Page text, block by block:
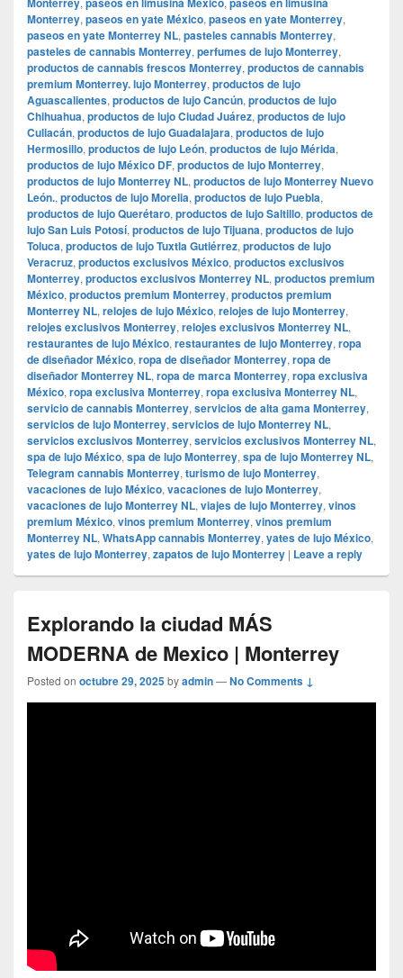
Monterrey, paseos en yate México, paseos en yate Monterrey,
paseos en yate Monterrey NL, pasteles cannabis Monterrey,
pasteles de cannabis Monterrey, perfumes de lujo Monterrey,
productos de cannabis frescos Monterrey, productos de cannabis
premium Monterrey. lujo Monterrey, productos de lujo
Aguascalientes, productos de lujo Cancún, productos de lujo
Chihuahua, productos de lujo Ciudad Juárez, productos de lujo
Culiacán, productos de lujo Guadalajara, productos de lujo
Hermosillo, productos de lujo León, productos de lujo Mérida,
productos de lujo México DF, productos de lujo Monterrey,
productos de lujo Monterrey NL, productos de lujo Monterrey Nuevo
León., productos de lujo Morelia, productos de lujo Puebla,
productos de lujo Querétaro, productos de lujo Saltillo, productos de
lujo San Luis Potosí, productos de lujo Tijuana, productos de lujo
Toluca, productos de lujo Tuxtla Gutiérrez, productos de lujo
Veracruz, productos exclusivos México, productos exclusivos
Monterrey, productos exclusivos Monterrey NL, productos premium
México, productos premium Monterrey, productos premium
Monterrey NL, relojes de lujo México, relojes de lujo Monterrey,
relojes exclusivos Monterrey, relojes exclusivos Monterrey NL,
restaurantes de lujo México, restaurantes de lujo Monterrey, ropa
de diseñador México, ropa de diseñador Monterrey, ropa de
diseñador Monterrey NL, ropa de marca Monterrey, ropa exclusiva
México, ropa exclusiva Monterrey, ropa exclusiva Monterrey NL,
servicio de cannabis Monterrey, servicios de alta gama Monterrey,
servicios de lujo Monterrey, servicios de lujo Monterrey NL,
servicios exclusivos Monterrey, servicios exclusivos Monterrey NL,
spa de lujo México, spa de lujo Monterrey, spa de lujo Monterrey NL,
Telegram cannabis Monterrey, turismo de lujo Monterrey,
vacaciones de lujo México, vacaciones de lujo Monterrey,
vacaciones de lujo Monterrey NL, viajes de lujo Monterrey, vinos
premium México, vinos premium Monterrey, vinos premium
Monterrey NL, WhatsApp cannabis Monterrey, yates de lujo México,
yates de lujo Monterrey, zapatos de lujo Monterrey | Leave a reply
Explorando la ciudad MÁS
MODERNA de Mexico | Monterrey
Posted on octubre 29, 2025byadmin—No Comments ↓